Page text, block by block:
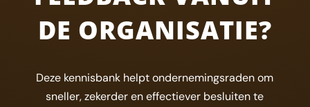
DE ORGANISATIE?
Deze kennisbank helpt ondernemingsraden om
sneller, zekerder en effectiever besluiten te